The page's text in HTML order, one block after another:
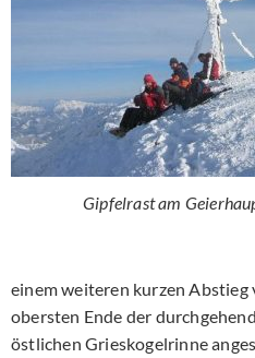
Gipfelrast am
einem weiteren kurzen Abstieg
obersten Ende der
östlichen Grieskogelrinne